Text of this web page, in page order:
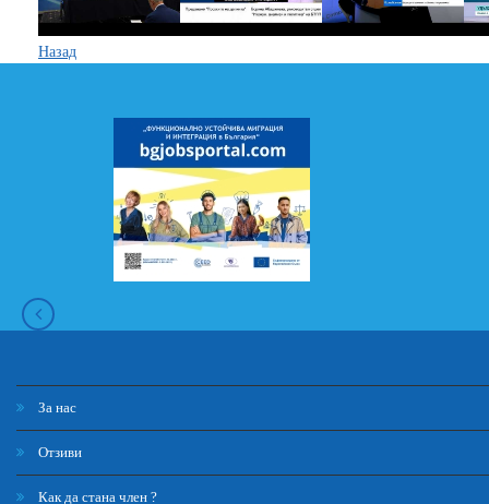
Назад
За нас
Отзиви
Как да стана член ?